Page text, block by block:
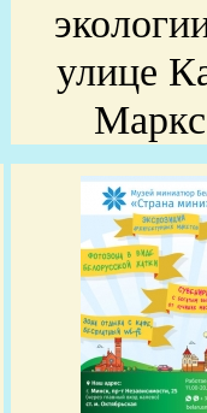
улице